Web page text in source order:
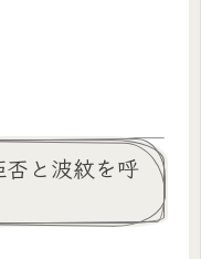
と波紋を呼